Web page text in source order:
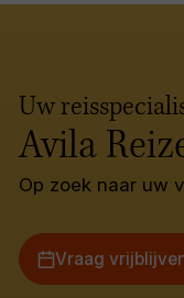
Uw
Avila
Op zoek naar uw
Vraag